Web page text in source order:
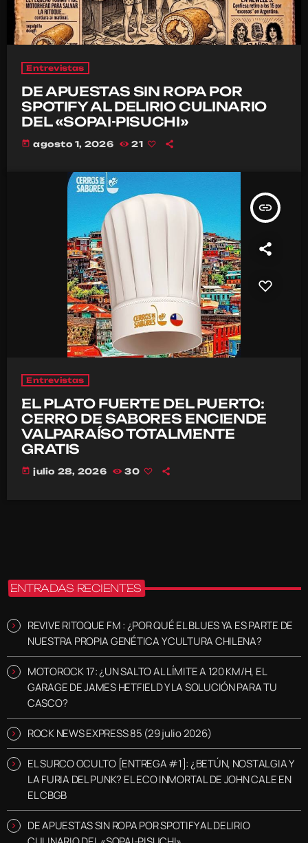
Entrevistas
DE APUESTAS SIN ROPA POR
SPOTIFY AL DELIRIO CULINARIO
DEL «SOPAI-PISUCHI»
today agosto 1, 2026 21
insert_link
Entrevistas
EL PLATO FUERTE DEL PUERTO:
CERRO DE SABORES ENCIENDE
VALPARAÍSO TOTALMENTE
GRATIS
today julio 28, 2026 30
ENTRADAS RECIENTES
REVIVE RITOQUE FM : ¿POR QUÉ EL BLUES YA ES PARTE DE
NUESTRA PROPIA GENÉTICA Y CULTURA CHILENA?
MOTOROCK 17: ¿UN SALTO AL LÍMITE A 120 KM/H, EL
GARAGE DE JAMES HETFIELD Y LA SOLUCIÓN PARA TU
CASCO?
ROCK NEWS EXPRESS 85 (29 julio 2026)
EL SURCO OCULTO [ENTREGA #1]: ¿BETÚN, NOSTALGIA Y
LA FURIA DEL PUNK? EL ECO INMORTAL DE JOHN CALE EN
EL CBGB
DE APUESTAS SIN ROPA POR SPOTIFY AL DELIRIO